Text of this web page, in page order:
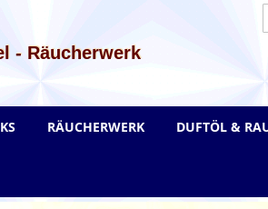
- Räucherwerk
RÄUCHERWERK DUFTÖL &